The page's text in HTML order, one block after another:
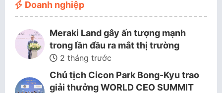
Doanh nghiệp
Meraki Land gây ấn tượng mạnh
trong lần đầu ra mắt thị trường
2 tháng trước
Chủ tịch Cicon Park Bong-Kyu trao
giải thưởng WORLD CEO SUMMIT